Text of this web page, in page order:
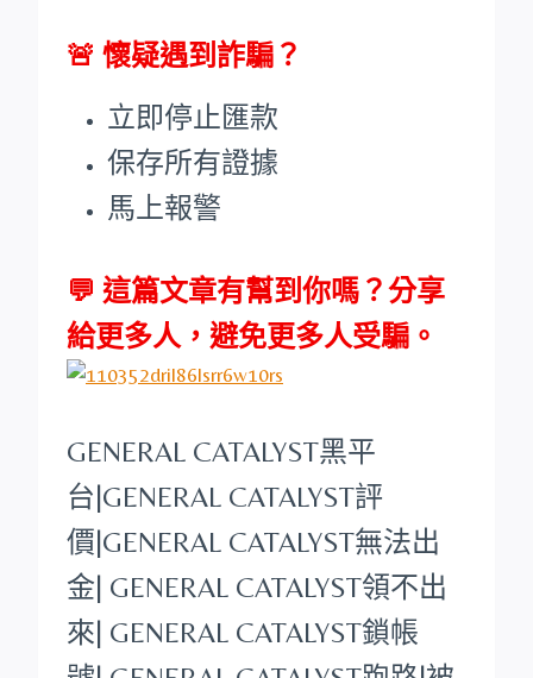
🚨 懷疑遇到詐騙？
立即停止匯款
保存所有證據
馬上報警
💬 這篇文章有幫到你嗎？分享
給更多人，避免更多人受騙。
GENERAL CATALYST黑平
台|GENERAL CATALYST評
價|GENERAL CATALYST無法出
金| GENERAL CATALYST領不出
來| GENERAL CATALYST鎖帳